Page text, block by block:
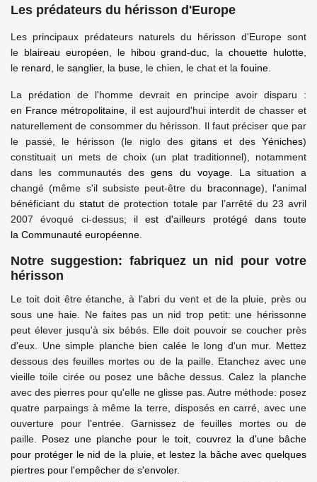
Les prédateurs du hérisson d'Europe
Les principaux prédateurs naturels du hérisson d'Europe sont
le blaireau européen , le hibou grand-duc , lachouette hulotte
le renard , le sanglier, la buse , le chien, le chat et la fouine
La prédation de l'homme devrait en principe avoir disparu :
en France métropolitaine , il est aujourd'hui interdit de chasser et
naturellement de consommer du hérisson. Il faut préciser que par
le passé, le hérisson (le niglo des gitanset des Yéniches)
constituait un mets de choix (un plat traditionnel), notamment
dans les communautés desgens du voyage. La situation a
changé (même s'il subsiste peut-être du braconnage), l'animal
bénéficiant dustatut de protection totale par l’arrêté du 23 avril
2007 évoqué ci-dessus; il est d'ailleurs protégé dans toute
la Communauté européenne
Notre suggestion: fabriquez un nid pour votre
hérisson
Le toit doit être étanche, à l'abri du vent et de la pluie, près ou
sous une haie. Ne faites pas un nid trop petit: une hérissonne
peut élever jusqu'à six bébés. Elle doit pouvoir se coucher près
d'eux. Une simple planche bien calée le long d'un mur. Mettez
dessous des feuilles mortes ou de la paille. Etanchez avec une
vieille toile cirée ou posez une bâche dessus. Calez la planche
avec des pierres pour qu'elle ne glisse pas. Autre méthode: posez
quatre parpaings à même la terre, disposés en carré, avec une
ouverture pour l'entrée. Garnissez de feuilles mortes ou de
paille. Posez une planche pour le toit, couvrez la d'une bâche
pour protéger le nid de la pluie, et lestez la bâche avec quelques
piertres pour l'empêcher de s'envoler.